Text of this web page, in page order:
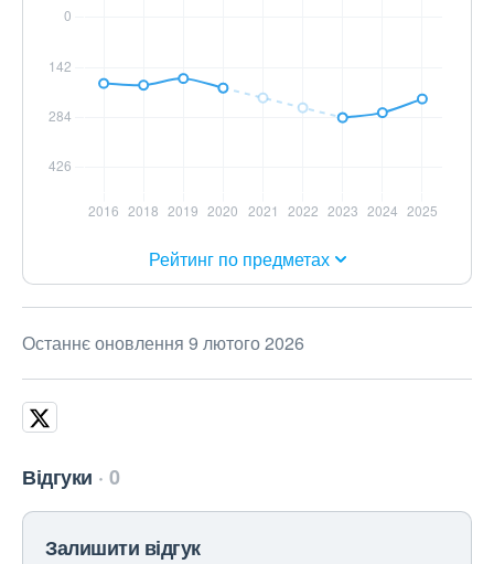
Рейтинг по предметах
Останнє оновлення 9 лютого 2026
Відгуки 0
Залишити відгук